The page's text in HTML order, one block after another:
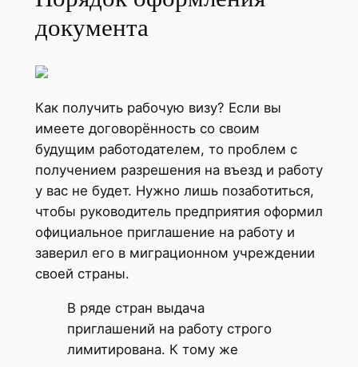
документа
Как получить рабочую визу? Если вы
имеете договорённость со своим
будущим работодателем, то проблем с
получением разрешения на въезд и работу
у вас не будет. Нужно лишь позаботиться,
чтобы руководитель предприятия оформил
официальное приглашение на работу и
заверил его в миграционном учреждении
своей страны.
В ряде стран выдача
приглашений на работу строго
лимитирована. К тому же